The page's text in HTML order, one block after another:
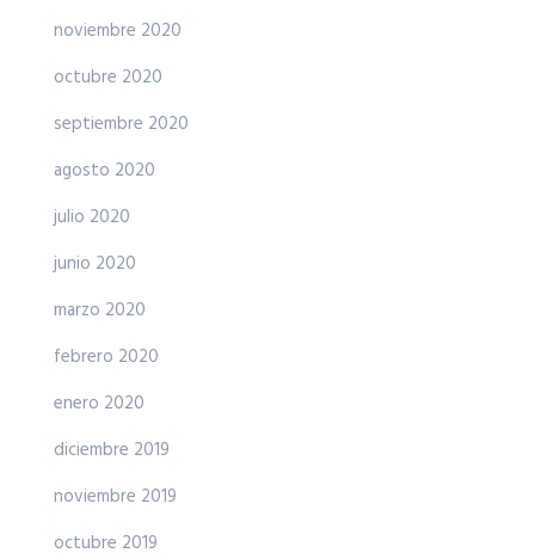
noviembre 2020
octubre 2020
septiembre 2020
agosto 2020
julio 2020
junio 2020
marzo 2020
febrero 2020
enero 2020
diciembre 2019
noviembre 2019
octubre 2019